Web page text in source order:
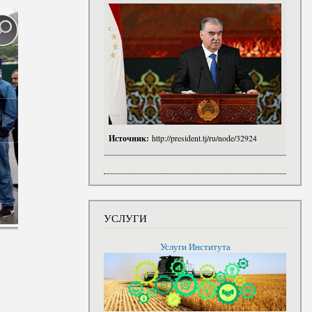
Источник: http://president.tj/ru/node/32924
УСЛУГИ
Услуги Института